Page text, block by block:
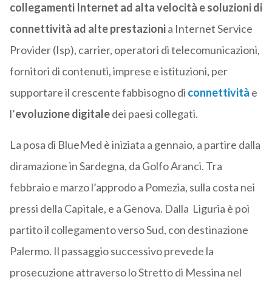
collegamenti Internet ad alta velocità e soluzioni di
connettività ad alte prestazionia Internet Service
Provider (Isp), carrier, operatori di telecomunicazioni,
fornitori di contenuti, imprese e istituzioni, per
supportare il crescente fabbisogno di connettività e
l’evoluzione digitaledei paesi collegati.
La posa di BlueMed è iniziata a gennaio, a partire dalla
diramazione in Sardegna, da Golfo Aranci. Tra
febbraio e marzo l’approdo a Pomezia, sulla costa nei
pressi della Capitale, e a Genova. Dalla Liguria è poi
partito il collegamento verso Sud, con destinazione
Palermo. Il passaggio successivo prevede la
prosecuzione attraverso lo Stretto di Messina nel